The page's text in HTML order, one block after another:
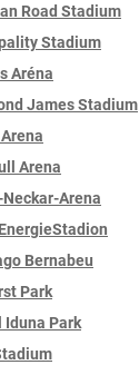
Road Stadium
Stadium
Aréna
James Stadium
Arena
Arena
Bernabeu
Park
Iduna Park